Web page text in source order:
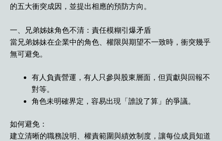
的五大衝突成因，並提出相應的預防方向。
一、兄弟姊妹角色不清：責任模糊引爆矛盾
當兄弟姊妹在企業中的角色、權限與期望不一致時，衝突幾乎
無可避免。
有人負責營運，有人只參與股東層面，但貢獻與回報不
對等。
角色未明確界定，容易出現「誰說了算」的爭議。
如何避免：
建立清晰的職務說明、權責範圍與績效制度，讓每位成員知道